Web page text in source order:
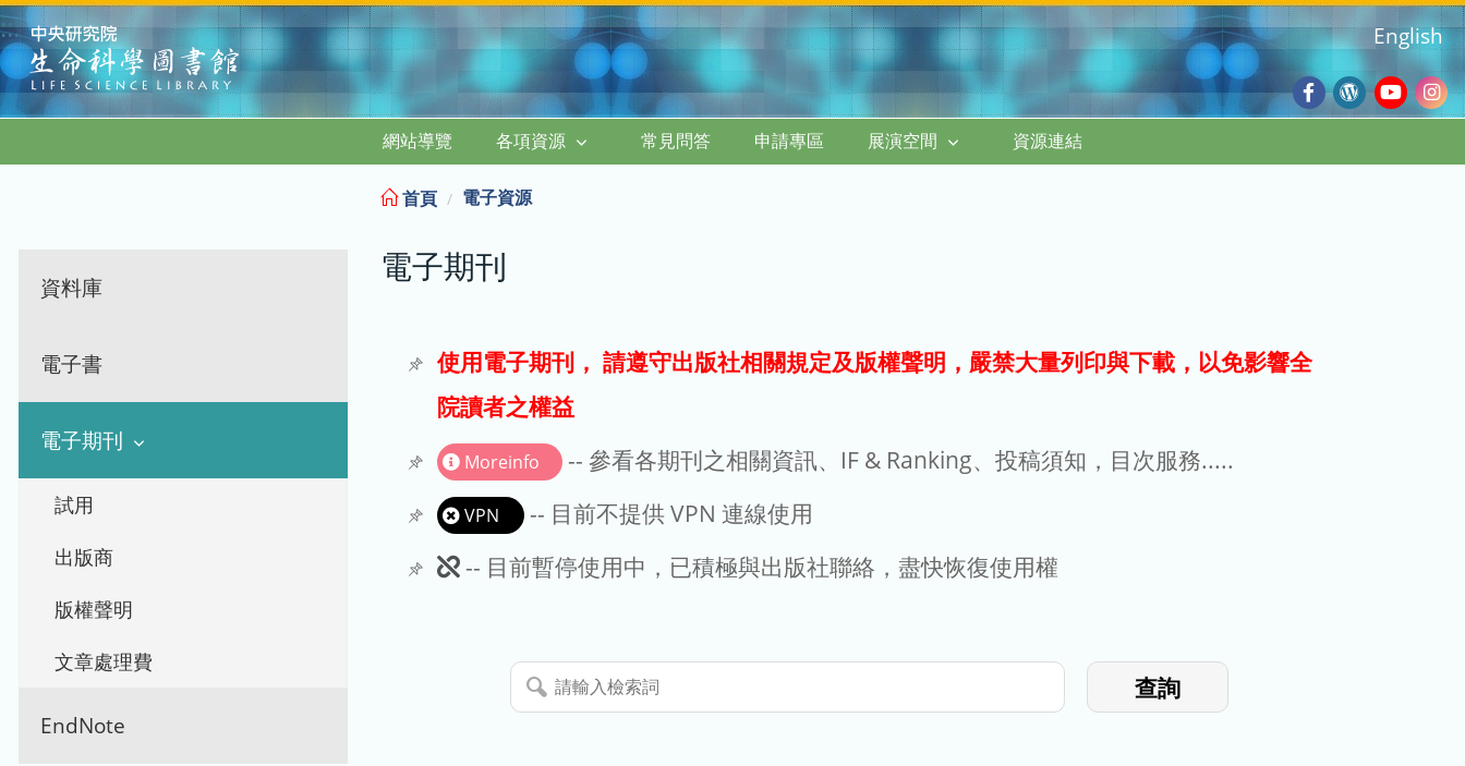
:::
Facebook
Wordpress
Blog
English
網站導覽 各項資源 常見問答 申請專區 展演空間 資源連結
資料庫
電子書
電子期刊
試用
出版商
版權聲明
文章處理費
EndNote
首頁 電子資源
電子期刊
使用電子期刊， 請遵守出版社相關規定及版權聲明，嚴禁大量列印與下載，以免影響全
院讀者之權益
Moreinfo -- 參看各期刊之相關資訊、IF & Ranking、投稿須知，目次服務.....
VPN
-- 目前不提供 VPN 連線使用
此
-- 目前暫停使用中，已積極與出版社聯絡，盡快恢復使用權
請
輸
查詢